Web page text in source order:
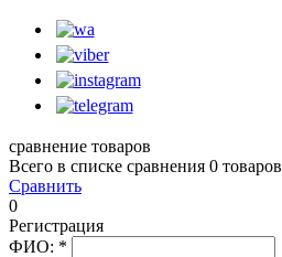
сравнение товаров
Всего в списке сравнения 0 товаров
Сравнить
0
Регистрация
ФИО: *